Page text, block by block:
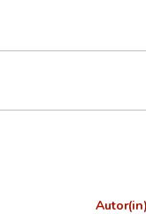
Autor(in)